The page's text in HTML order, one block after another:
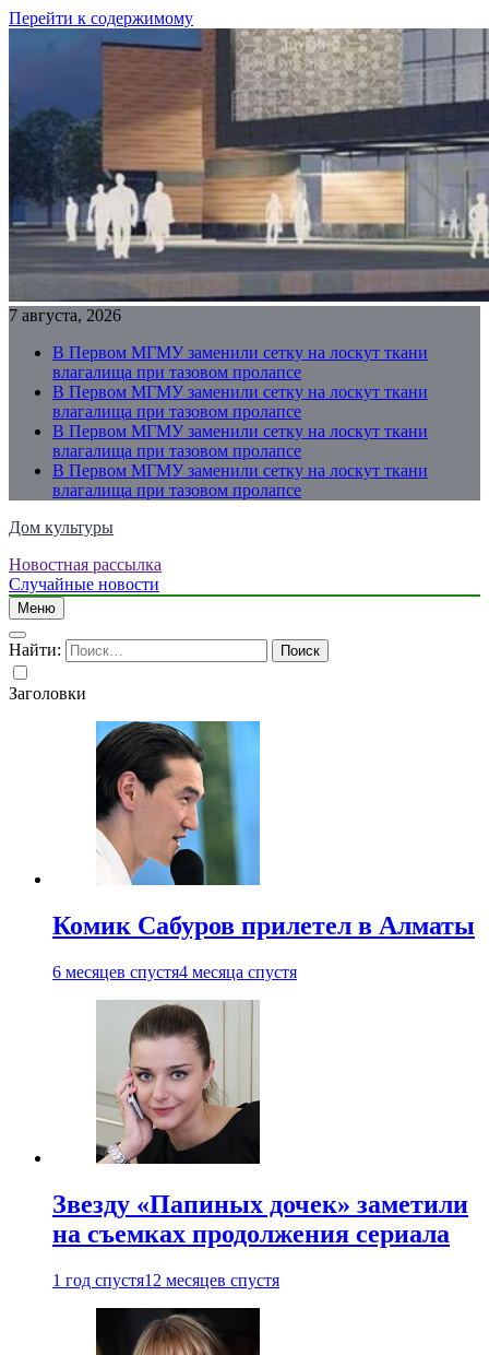
Перейти к содержимому
7 августа, 2026
В Первом МГМУ заменили сетку на лоскут ткани
влагалища при тазовом пролапсе
В Первом МГМУ заменили сетку на лоскут ткани
влагалища при тазовом пролапсе
В Первом МГМУ заменили сетку на лоскут ткани
влагалища при тазовом пролапсе
В Первом МГМУ заменили сетку на лоскут ткани
влагалища при тазовом пролапсе
Дом культуры
Just another WordPress site
Новостная рассылка
Случайные новости
Меню
Найти:
Заголовки
Комик Сабуров прилетел в Алматы
6 месяцев спустя4 месяца спустя
Звезду «Папиных дочек» заметили
на съемках продолжения сериала
1 год спустя12 месяцев спустя